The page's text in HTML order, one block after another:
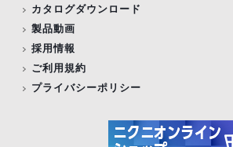
カタログダウンロード
製品動画
採用情報
ご利用規約
プライバシーポリシー